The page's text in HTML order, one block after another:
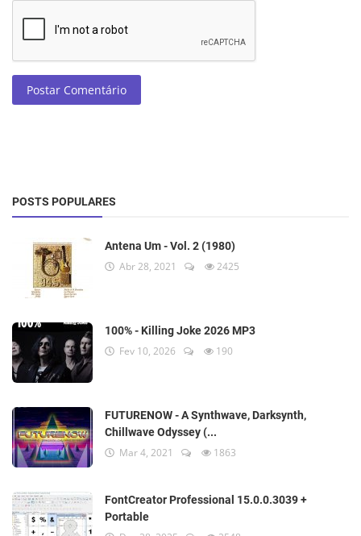
Postar Comentário
POSTS POPULARES
Antena Um - Vol. 2 (1980)
Abr 28, 2021 2425
100% - Killing Joke 2026 MP3
Fev 10, 2026 190
FUTURENOW - A Synthwave, Darksynth,
Chillwave Odyssey (...
Mar 4, 2021 1863
FontCreator Professional 15.0.0.3039 +
Portable